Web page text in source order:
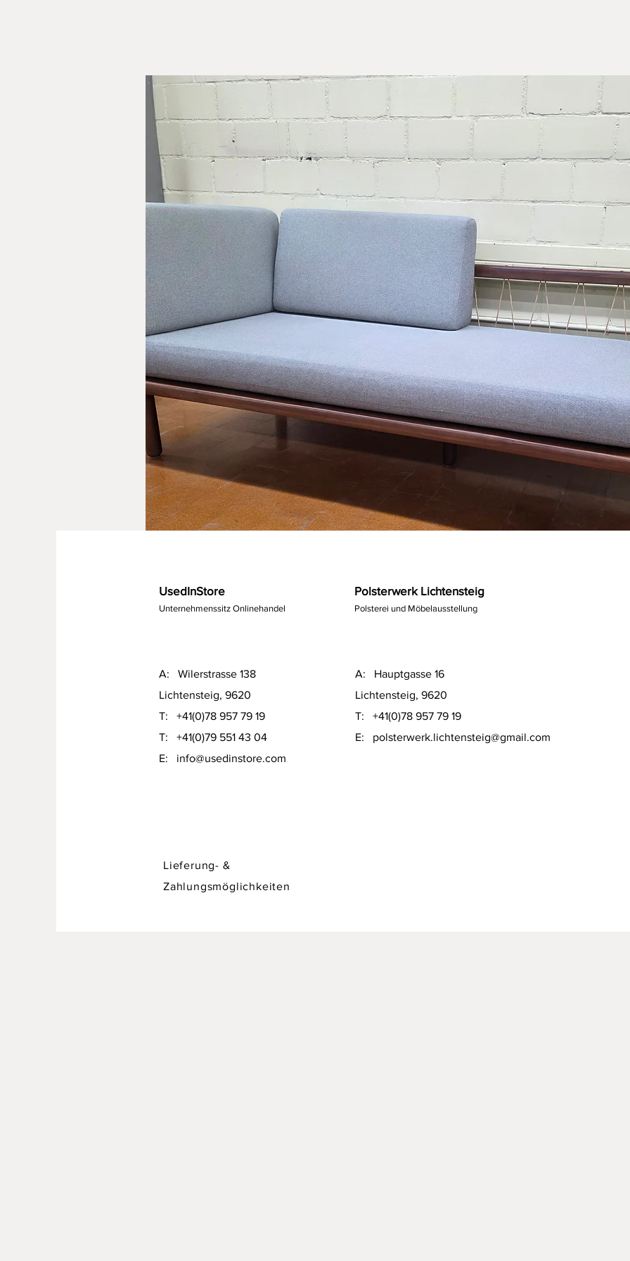
Schnellansicht
CHF 750.00
UsedInStore
Unternehmenssitz Onlinehandel
Polsterwerk Lichtensteig
Polsterei und Möbelausstellung
A: Wilerstrasse 138
Lichtensteig, 9620
T: +41(0)78 957 79 19​
T: +41(0)79 551 43 04
​E: info@usedinstore.com
A: Hauptgasse 16
Lichtensteig, 9620
T: +41(0)78 957 79 19
​E: polsterwerk.lichtensteig@gmail.com
Lieferung- &
Zahlungsmöglichkeiten